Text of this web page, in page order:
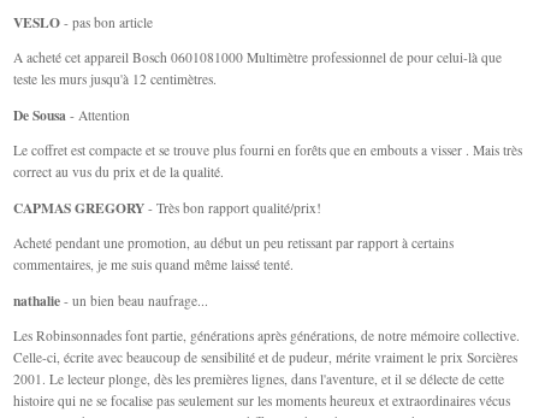
VESLO - pas bon article
A acheté cet appareil Bosch 0601081000 Multimètre professionnel de pour celui-là que
teste les murs jusqu'à 12 centimètres.
De Sousa - Attention
Le coffret est compacte et se trouve plus fourni en forêts que en embouts a visser . Mais très
correct au vus du prix et de la qualité.
CAPMAS GREGORY - Très bon rapport qualité/prix!
Acheté pendant une promotion, au début un peu retissant par rapport à certains
commentaires, je me suis quand même laissé tenté.
nathalie - un bien beau naufrage...
Les Robinsonnades font partie, générations après générations, de notre mémoire collective.
Celle-ci, écrite avec beaucoup de sensibilité et de pudeur, mérite vraiment le prix Sorcières
2001. Le lecteur plonge, dès les premières lignes, dans l'aventure, et il se délecte de cette
histoire qui ne se focalise pas seulement sur les moments heureux et extraordinaires vécus